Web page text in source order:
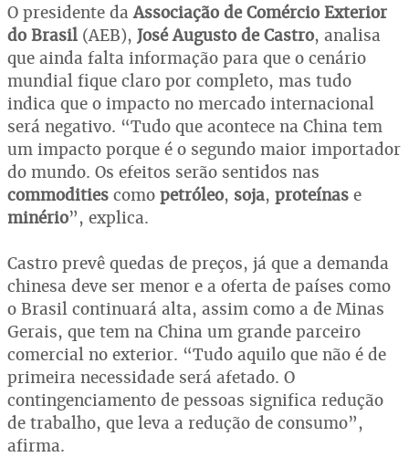
O presidente daAssociação de Comércio Exterior
do Brasil (AEB), José Augusto de Castro, analisa
que ainda falta informação para que o cenário
mundial fique claro por completo, mas tudo
indica que o impacto no mercado internacional
será negativo. “Tudo que acontece na China tem
um impacto porque é o segundo maior importador
do mundo. Os efeitos serão sentidos nas
commodities como petróleo, soja, proteínas e
minério”, explica.
Castro prevê quedas de preços, já que a demanda
chinesa deve ser menor e a oferta de países como
o Brasil continuará alta, assim como a de Minas
Gerais, que tem na China um grande parceiro
comercial no exterior. “Tudo aquilo que não é de
primeira necessidade será afetado. O
contingenciamento de pessoas significa redução
de trabalho, que leva a redução de consumo”,
afirma.